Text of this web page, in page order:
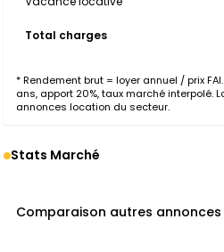
Total charges
* Rendement brut = loyer annuel / prix
ans, apport 20%, taux marché interpolé.
annonces location du secteur.
Stats Marché
Comparaison autres annonces